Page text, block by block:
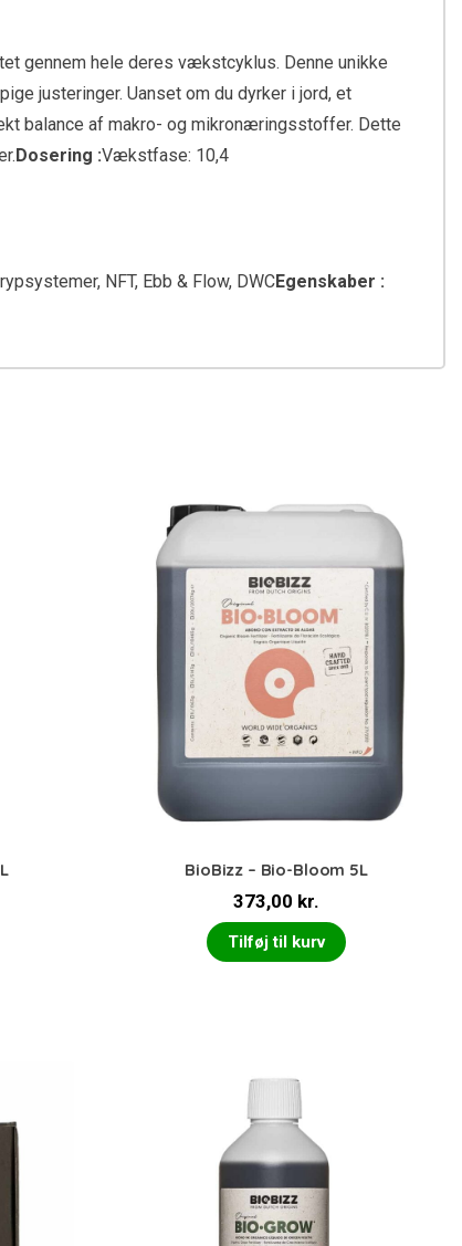
gennem hele deres vækstcyklus. Denne unikke
justeringer. Uanset om du dyrker i jord, et
balance af makro- og mikronæringsstoffer. Dette
Dosering :Vækstfase: 10,4
NFT, Ebb & Flow, DWCEgenskaber :
BioBizz – Bio-Bloom 5L
373,00 kr.
Tilføj til kurv